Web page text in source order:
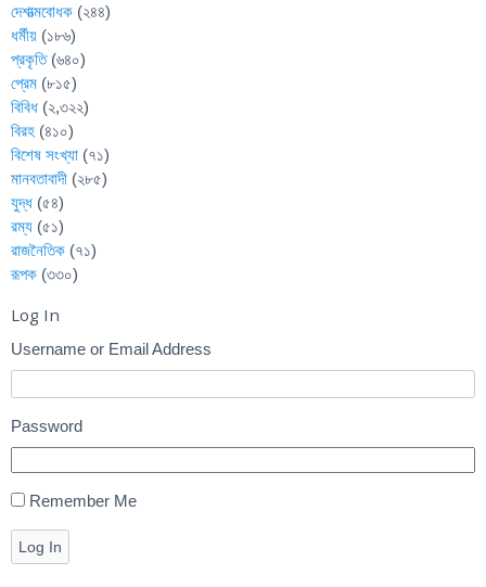
দেশাত্মবোধক (২৪৪)
ধর্মীয় (১৮৬)
প্রকৃতি(৬৪০)
প্রেম (৮১৫)
বিবিধ (২,৩২২)
বিরহ (৪১০)
বিশেষ সংখ্যা (৭১)
মানবতাবাদী (২৮৫)
যুদ্ধ (৫৪)
রম্য (৫১)
রাজনৈতিক (৭১)
রূপক (৩৩০)
Log In
Username or Email Address
Password
Remember Me
Log In